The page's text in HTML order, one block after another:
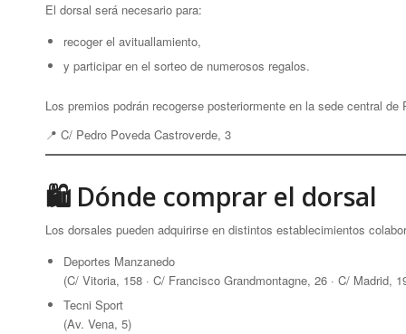
El dorsal será necesario para:
recoger el avituallamiento,
y participar en el sorteo de numerosos regalos.
Los premios podrán recogerse posteriormente en la sede central de
📍 C/ Pedro Poveda Castroverde, 3
🛍 Dónde comprar el dorsal
Los dorsales pueden adquirirse en distintos establecimientos
Deportes Manzanedo
(C/ Vitoria, 158 · C/ Francisco Grandmontagne, 26 · C/ Madrid,
Tecni Sport
(Av. Vena, 5)